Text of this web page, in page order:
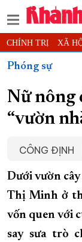
CHÍNH TRỊ XÃ
THỂ THAO
THẾ GIỚI
PODCAST
QUY HOẠCH TỈNH
TÀU - XE - MÁY BAY
Phóng sự
Nữ nông
“vườn
CÔNG ĐỊNH
Dưới vườn
Thị Minh ở
vốn quen với
say sưa trò